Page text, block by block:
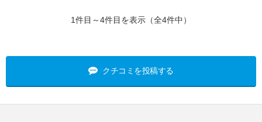
1件目～4件目を表示（全4件中）
クチコミを投稿する